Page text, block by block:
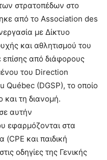
στρατοπέδων στο
από το Association des
με Δίκτυο
και αθλητισμού του
από διάφορους
του Direction
(DGSP), το οποίο
και τη διανομή.
αυτήν
εφαρμόζονται στα
(CPE και παιδική
οδηγίες της Γενικής